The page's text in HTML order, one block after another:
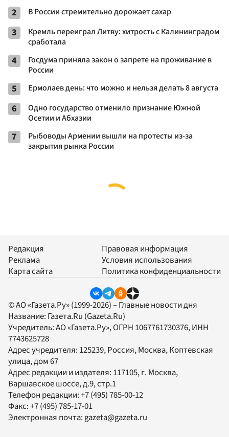
2 В России стремительно дорожает сахар
3
Кремль переиграл Литву: хитрость с Калининградом
сработала
4
Госдума приняла закон о запрете на проживание в
России
5 Ермолаев день: что можно и нельзя делать 8 августа
6
Одно государство отменило признание Южной
Осетии и Абхазии
7
Рыбоводы Армении вышли на протесты из-за
закрытия рынка России
Редакция
Реклама
Карта сайта
Правовая информация
Условия использования
Политика конфиденциальности
© АО «Газета.Ру» (1999-2026) – Главные новости дня
Название: Газета.Ru (Gazeta.Ru)
Учредитель:АО «Газета.Ру», ОГРН 1067761730376, ИНН
7743625728
Адрес учредителя: 125239, Россия, Москва, Коптевская
улица, дом 67
Адрес редакции и издателя: 117105, г. Москва,
Варшавское шоссе, д.9, стр.1
Телефон редакции:+7 (495) 785-00-12
Факс:+7 (495) 785-17-01
Электронная почта:gazeta@gazeta.ru